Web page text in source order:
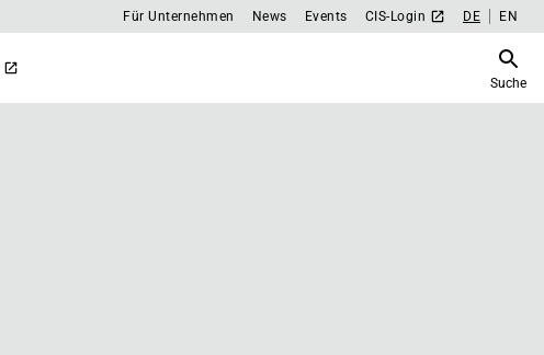
Für Unternehmen News Events CIS-Login DE EN
Suche